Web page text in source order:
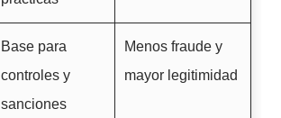
Base para
controles y
sanciones
Menos fraude y
mayor legitimidad